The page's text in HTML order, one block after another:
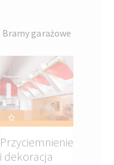
Bramy garażowe
Przyciemnienie
i dekoracja